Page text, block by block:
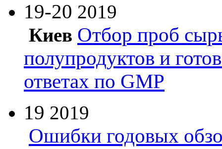
19-20 2019
Киев Отбор проб
полупродуктов и
ответах по GMP
19 2019
Ошибки годовых